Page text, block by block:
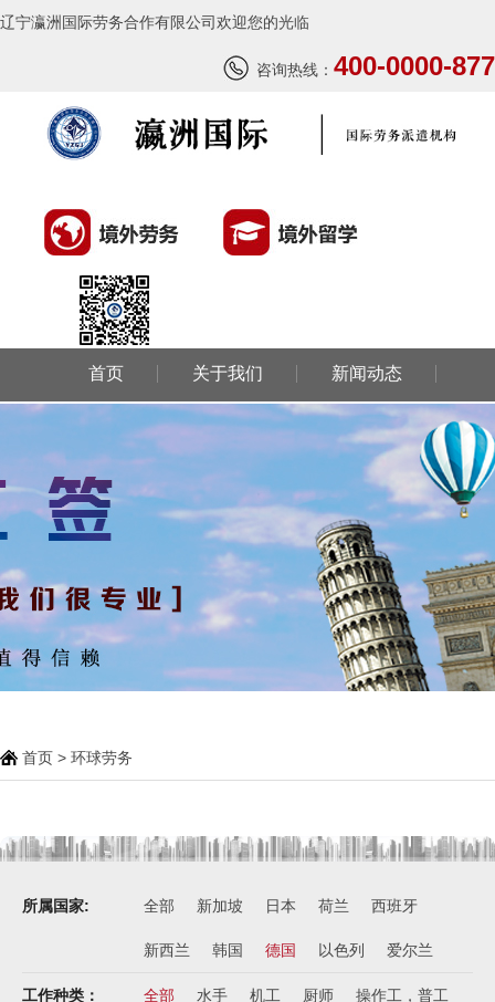
辽宁瀛洲国际劳务合作有限公司欢迎您的光临
咨询热线： 400-0000-877
首页 关于我们 新闻动态
环球留学 国外风情
成功案例
首页 > 环球劳务
所属国家: 全部 新加坡 日本 荷兰 西班牙
新西兰 韩国 德国 以色列 爱尔兰
工作种类： 全部 水手 机工 厨师 操作工，普工